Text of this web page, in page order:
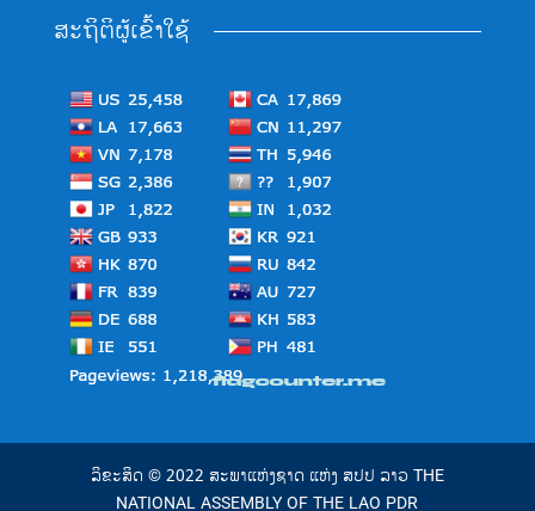
ສະຖິຕິຜູ້ເຂົ້າໃຊ້
ລິຂະສິດ © 2022 ສະພາແຫ່ງຊາດ ແຫ່ງ ສປປ ລາວ THE
NATIONAL ASSEMBLY OF THE LAO PDR